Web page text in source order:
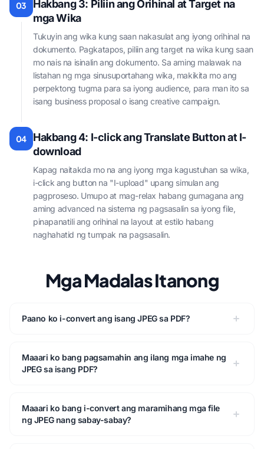
03
Hakbang 3: Piliin ang Orihinal at Target na
mga Wika
Tukuyin ang wika kung saan nakasulat ang iyong orihinal na
dokumento. Pagkatapos, piliin ang target na wika kung saan
mo nais na isinalin ang dokumento. Sa aming malawak na
listahan ng mga sinusuportahang wika, makikita mo ang
perpektong tugma para sa iyong audience, para man ito sa
isang business proposal o isang creative campaign.
04
Hakbang 4: I-click ang Translate Button at I-
download
Kapag naitakda mo na ang iyong mga kagustuhan sa wika,
i-click ang button na "I-upload" upang simulan ang
pagproseso. Umupo at mag-relax habang gumagana ang
aming advanced na sistema ng pagsasalin sa iyong file,
pinapanatili ang orihinal na layout at estilo habang
naghahatid ng tumpak na pagsasalin.
Mga Madalas Itanong
Paano ko i-convert ang isang JPEG sa PDF?
Maaari ko bang pagsamahin ang ilang mga imahe ng
JPEG sa isang PDF?
Maaari ko bang i-convert ang maramihang mga file
ng JPEG nang sabay-sabay?